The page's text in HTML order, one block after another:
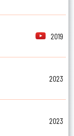
2019
2023
2023